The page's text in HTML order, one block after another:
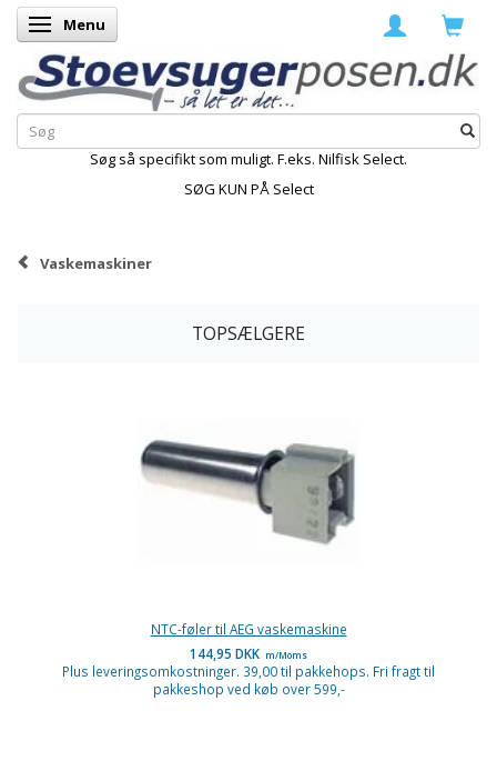
Skifte navigation
Menu
Søg så specifikt som muligt. F.eks. Nilfisk Select.
SØG KUN PÅ Select
Vaskemaskiner
TOPSÆLGERE
NTC-føler til AEG vaskemaskine
144,95 DKK m/Moms
Plus leveringsomkostninger. 39,00 til pakkehops. Fri fragt til
pakkeshop ved køb over 599,-